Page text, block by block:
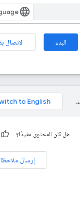
البدء
الاتصال
هل كان المحتوى مفيدًا؟
إرسال